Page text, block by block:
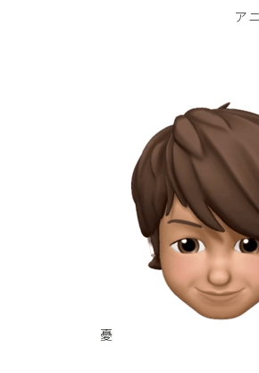
ア
憂